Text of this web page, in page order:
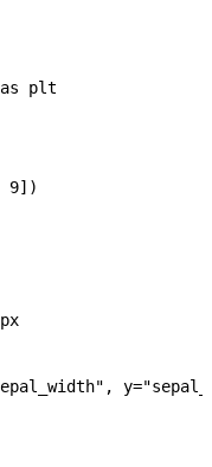
as plt
9] )
px
, y=